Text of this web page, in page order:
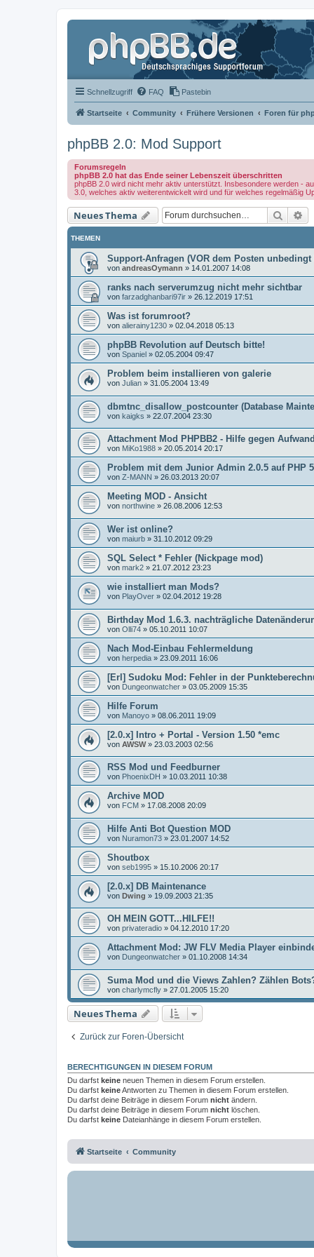
Schnellzugriff FAQ Pastebin
Startseite Community Frühere Versionen Foren für
phpBB 2.0: Mod Support
Forumsregeln
phpBB 2.0 hat das Ende seiner Lebenszeit überschritten
phpBB 2.0 wird nicht mehr aktiv unterstützt. Insbesondere werden -
3.0, welches aktiv weiterentwickelt wird und für welches regelmäßig
Neues Thema Suche
THEMEN
Support-Anfragen (VOR dem Posten unbedingt
von andreasOymann » 14.01.2007 14:08
ranks nach serverumzug nicht mehr sichtbar
von farzadghanbari97ir » 26.12.2019 17:51
Was ist forumroot?
von alierainy1230 » 02.04.2018 05:13
phpBB Revolution auf Deutsch bitte!
von Spaniel » 02.05.2004 09:47
Problem beim installieren von galerie
von Julian » 31.05.2004 13:49
dbmtnc_disallow_postcounter (Database
von kaigks » 22.07.2004 23:30
Attachment Mod PHPBB2 - Hilfe gegen
von MiKo1988 » 20.05.2014 20:17
Problem mit dem Junior Admin 2.0.5 auf PHP
von Z-MANN » 26.03.2013 20:07
Meeting MOD - Ansicht
von northwine » 26.08.2006 12:53
Wer ist online?
von maiurb » 31.10.2012 09:29
SQL Select * Fehler (Nickpage mod)
von mark2 » 21.07.2012 23:23
wie installiert man Mods?
von PlayOver » 02.04.2012 19:28
Birthday Mod 1.6.3. nachträgliche
von Olli74 » 05.10.2011 10:07
Nach Mod-Einbau Fehlermeldung
von herpedia » 23.09.2011 16:06
[Erl] Sudoku Mod: Fehler in der
von Dungeonwatcher » 03.05.2009 15:35
Hilfe Forum
von Manoyo » 08.06.2011 19:09
[2.0.x] Intro + Portal - Version 1.50 *emc
von AWSW» 23.03.2003 02:56
RSS Mod und Feedburner
von PhoenixDH » 10.03.2011 10:38
Archive MOD
von FCM » 17.08.2008 20:09
Hilfe Anti Bot Question MOD
von Nuramon73 » 23.01.2007 14:52
Shoutbox
von seb1995 » 15.10.2006 20:17
[2.0.x] DB Maintenance
von Dwing » 19.09.2003 21:35
OH MEIN GOTT...HILFE!!
von privateradio » 04.12.2010 17:20
Attachment Mod: JW FLV Media Player
von Dungeonwatcher » 01.10.2008 14:34
Suma Mod und die Views Zahlen? Zählen
von charlymcfly » 27.01.2005 15:20
Neues Thema
Zurück zur Foren-Übersicht
BERECHTIGUNGEN IN DIESEM FORUM
Du darfst keine neuen Themen in diesem Forum erstellen.
Du darfst keineAntworten zu Themen in diesem Forum erstellen.
Du darfst deine Beiträge in diesem Forum nicht ändern.
Du darfst deine Beiträge in diesem Forum nicht löschen.
Du darfst keine Dateianhänge in diesem Forum erstellen.
Startseite Community